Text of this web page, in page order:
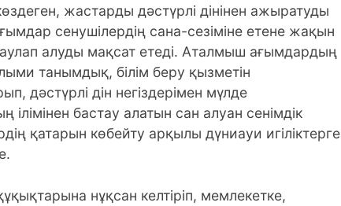
жастарды дәстүрлі дінінен ажыратуды
сенушілердің сана-сезіміне етене жақын
алуды мақсат етеді. Аталмыш ағымдардың
танымдық, білім беру қызметін
дәстүрлі дін негіздерімен мүлде
бастау алатын сан алуан сенімдік
қатарын көбейту арқылы дүниауи игіліктерге
нұқсан келтіріп, мемлекетке,